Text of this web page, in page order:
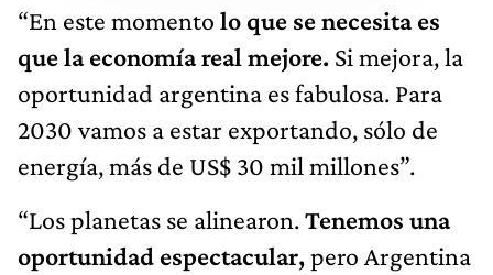
“En este momento lo que se necesita es
que la economía real mejore. Si mejora, la
oportunidad argentina es fabulosa. Para
2030 vamos a estar exportando, sólo de
energía, más de US$ 30 mil millones”.
“Los planetas se alinearon.Tenemos una
oportunidad espectacular,pero Argentina